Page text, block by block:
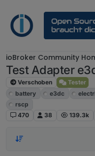
ioBroker Community
Test Adapter
Verschoben
Tester
battery
e3dc
rscp
470
38 139.3k